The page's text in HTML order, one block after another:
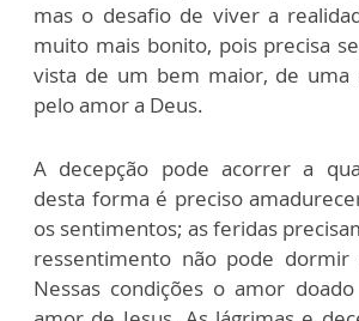
mas o desafio de viver a
muito mais bonito, pois precisa
vista de um bem maior, de uma
pelo amor a Deus.
A decepção pode acorrer a
desta forma é preciso
os sentimentos; as feridas
ressentimento não pode dormir
Nessas condições o amor